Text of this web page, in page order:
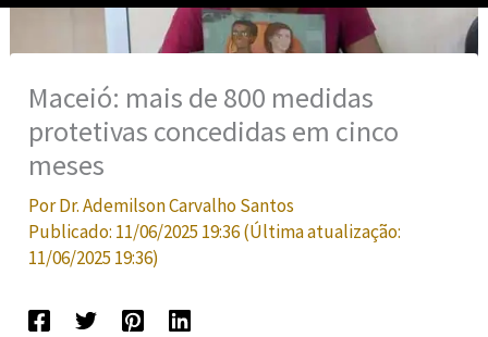
Maceió: mais de 800 medidas
protetivas concedidas em cinco
meses
PorDr. Ademilson Carvalho Santos
Publicado: 11/06/2025 19:36(Última atualização:
11/06/2025 19:36)